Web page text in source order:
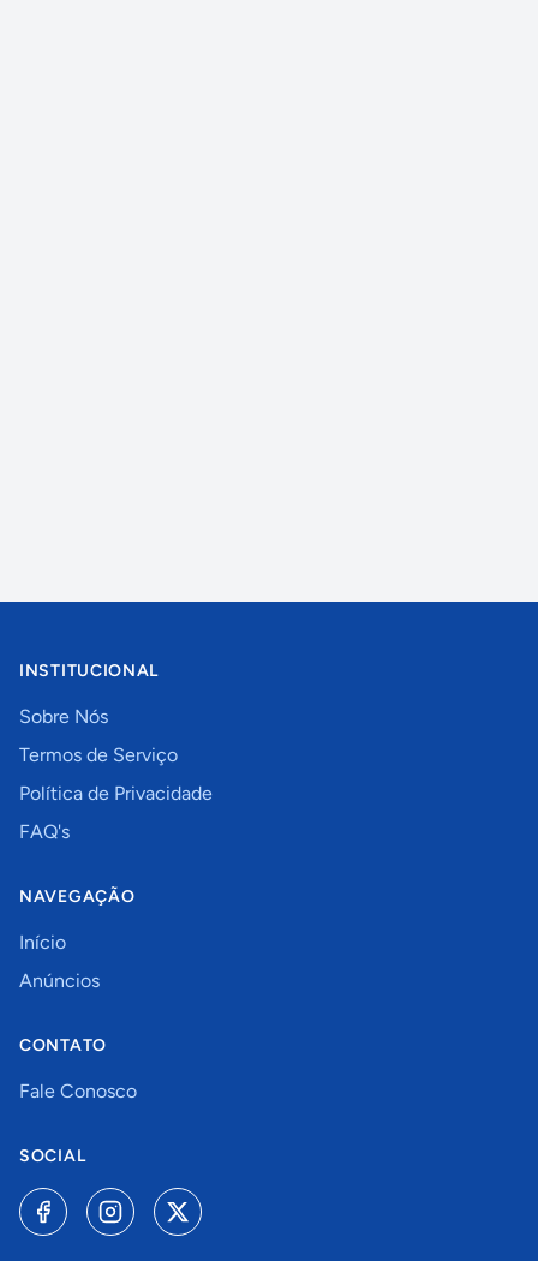
INSTITUCIONAL
Sobre Nós
Termos de Serviço
Política de Privacidade
FAQ's
NAVEGAÇÃO
Início
Anúncios
CONTATO
Fale Conosco
SOCIAL